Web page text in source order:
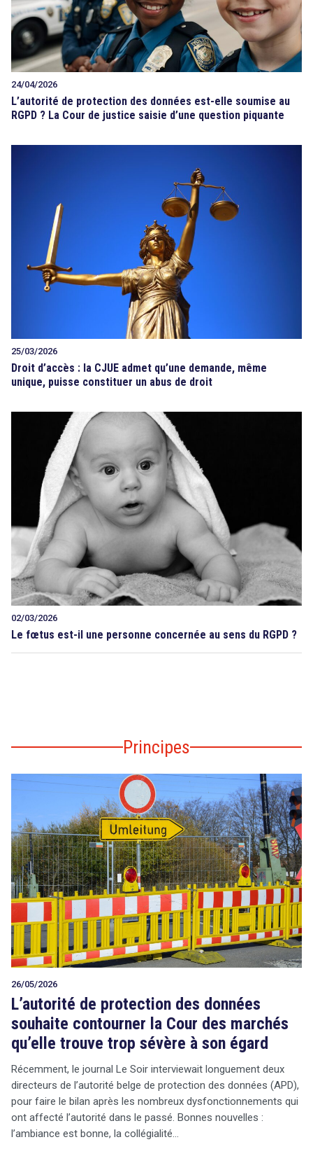
24/04/2026
L’autorité de protection des données est-elle soumise au
RGPD ? La Cour de justice saisie d’une question piquante
25/03/2026
Droit d’accès : la CJUE admet qu’une demande, même
unique, puisse constituer un abus de droit
02/03/2026
Le fœtus est-il une personne concernée au sens du RGPD ?
Principes
26/05/2026
L’autorité de protection des données
souhaite contourner la Cour des marchés
qu’elle trouve trop sévère à son égard
Récemment, le journal Le Soir interviewait longuement deux
directeurs de l’autorité belge de protection des données (APD),
pour faire le bilan après les nombreux dysfonctionnements qui
ont affecté l’autorité dans le passé. Bonnes nouvelles :
l’ambiance est bonne, la collégialité…